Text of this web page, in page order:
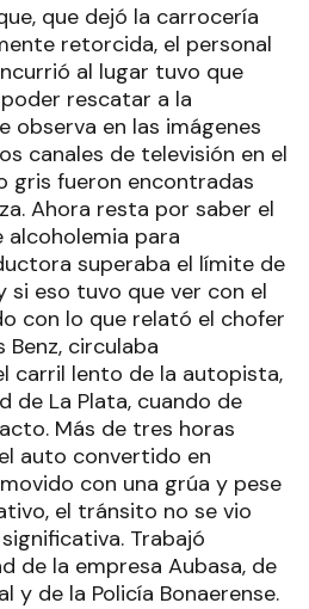
que dejó la carrocería
retorcida, el personal
al lugar tuvo que
rescatar a la
observa en las imágenes
canales de televisión en el
gris fueron encontradas
Ahora resta por saber el
para
superaba el límite de
eso tuvo que ver con el
con lo que relató el chofer
Benz, circulaba
carril lento de la autopista,
de La Plata, cuando de
Más de tres horas
auto convertido en
con una grúa y pese
el tránsito no se vio
Trabajó
de la empresa Aubasa, de
y de la Policía Bonaerense.